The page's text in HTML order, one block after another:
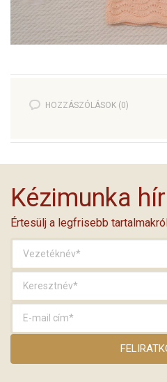
HOZZÁSZÓLÁSOK (0)
Kézimunka
Értesülj a legfrisebb